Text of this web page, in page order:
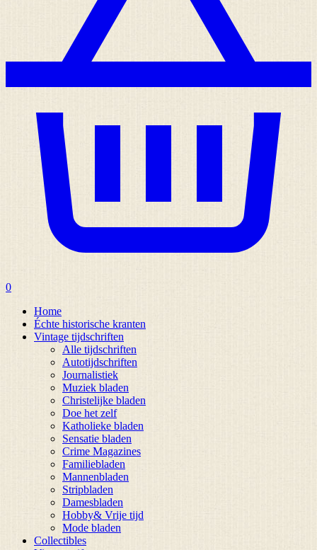
0
Home
Échte historische kranten
Vintage tijdschriften
Alle tijdschriften
Autotijdschriften
Journalistiek
Muziek bladen
Christelijke bladen
Doe het zelf
Katholieke bladen
Sensatie bladen
Crime Magazines
Familiebladen
Mannenbladen
Stripbladen
Damesbladen
Hobby& Vrije tijd
Mode bladen
Collectibles